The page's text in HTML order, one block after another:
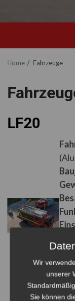
Home Fahrzeuge
LF20
Wir
unserer
Sie können